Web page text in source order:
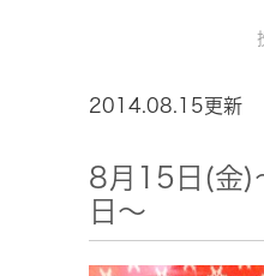
2014.08.15更新
8月15日(金)
日～